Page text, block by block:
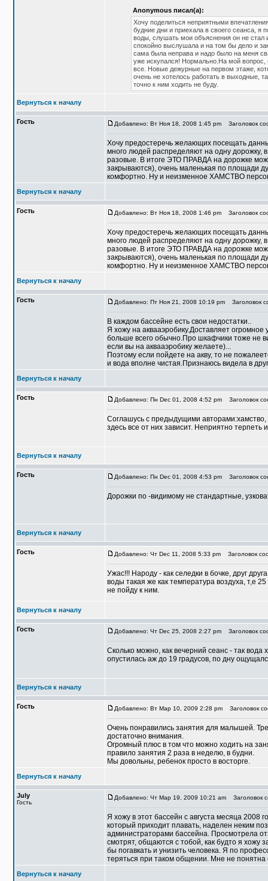
Anonymous писал(а):
Хочу поделиться неприятными
будние дни и приехала в своего сеанса, я
воды, слушать мои объяснения он не стал
спокойно выслушала и на том бы дело и
сама была неправа и надо было на меня
уже искупался! Нормально.На мой вопрос,
все. Новые дежурные на первом этаже,
очень не хотелось работать в выходные,
точно к ним ходить не буду.
Вернуться к началу
Гость Добавлено: Вт Ноя 18, 2008 1:45 pm Заголовок
Хочу предостеречь желающих посещать
много людей распределяют на одну дорожку,
разовые. В итоге ЭТО ПРАВДА на дорожке
закрываются), очень маленькая по площади
комфортно. Ну и неизменное ХАМСТВО
Вернуться к началу
Гость Добавлено: Вт Ноя 18, 2008 1:46 pm Заголовок
Хочу предостеречь желающих посещать
много людей распределяют на одну дорожку,
разовые. В итоге ЭТО ПРАВДА на дорожке
закрываются), очень маленькая по площади
комфортно. Ну и неизменное ХАМСТВО
Вернуться к началу
Гость Добавлено: Пт Ноя 21, 2008 10:19 pm Заголовок
В каждом бассейне есть свои недостатки..
Я хожу на аквааэробику.Доставляет
больше всего обычно.Про шкафчики тоже не
если вы на аквааэробику желаете)...
Поэтому если пойдете на акву, то не
и вода вполне чистая.Признаюсь видела в
Вернуться к началу
Гость Добавлено: Пн Dec 01, 2008 4:52 pm Заголовок
Соглашусь с предыдущими
здесь все от них зависит. Неприятно терпеть
Вернуться к началу
Гость Добавлено: Пн Dec 01, 2008 4:53 pm Заголовок
Дорожки по -видимому не стандартные,
Вернуться к началу
Гость Добавлено: Чт Dec 11, 2008 5:33 pm Заголовок
Ужас!!! Народу - как селедки в бочке, друг
воды такая же как температура воздуха, т,е
не пойду к ним.
Вернуться к началу
Гость Добавлено: Чт Dec 25, 2008 2:27 pm Заголовок
Сколько можно, как вечерний сеанс - так вода
опустилась аж до 19 градусов, по дну
Вернуться к началу
Гость Добавлено: Вт Мар 10, 2009 2:28 pm Заголовок
Очень понравились занятия для малышей.
достаточно внимания.
Огромный плюс в том что можно ходить на
правило занятия 2 раза в неделю, в будни.
Мы довольны, ребенок просто в восторге.
Вернуться к началу
July
Гость
Добавлено: Чт Мар 19, 2009 10:21 am Заголовок
Я хожу в этот бассейн с августа месяца 2008
который приходит плавать, наделен неким
администраторами бассейна. Просмотрела
смотрят, общаются с тобой, как будто я хожу
бы погавкать и унизить человека. Я по
теряться при таком общении. Мне не понятна
Вернуться к началу